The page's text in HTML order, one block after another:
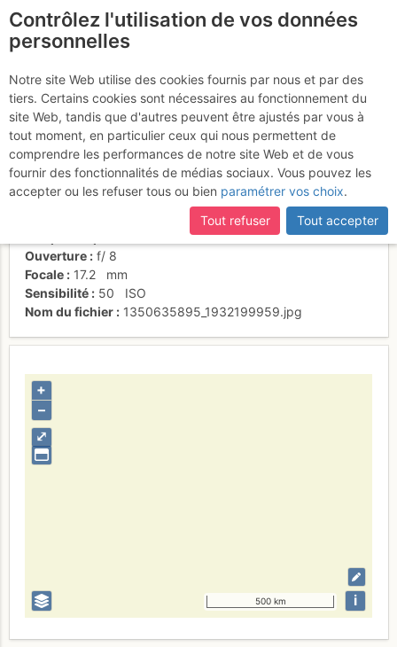
Pigne d'Arolla
Date/heure
9 avr. 2011 08:14
Contributeur
randoloop
Type d'image (licence)
individuel (CC by-nc-nd)
Catégories
paysages
KONICA MINOLTA DiMAGE Z5
0.0025 s
Ouverture
f/ 8
Focale
17.2
mm
Sensibilité
50
ISO
Nom du fichier
1350635895_1932199959.jpg
⤢
+
–
500 km i
Contrôlez l'utilisation de vos données
personnelles
Notre site Web utilise des cookies fournis par nous et par des
tiers. Certains cookies sont nécessaires au fonctionnement du
site Web, tandis que d'autres peuvent être ajustés par vous à
tout moment, en particulier ceux qui nous permettent de
comprendre les performances de notre site Web et de vous
fournir des fonctionnalités de médias sociaux. Vous pouvez les
accepter ou les refuser tous ou bien paramétrer vos choix.
Tout refuser
Tout accepter